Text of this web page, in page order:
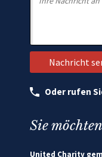
Oder rufen
Sie
United Charity